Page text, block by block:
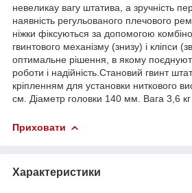
невеликау вагу штатива, а зручність
наявність регульованого плечового
ніжки фіксуються за допомогою
гвинтового механізму (знизу) і кліпси
оптимальне рішення, в якому
роботи і надійність.Становий гвинт
кріпленням для установки ниткового
см. Діаметр головки 140 мм. Вага 3,6 кг
Приховати
Характеристики